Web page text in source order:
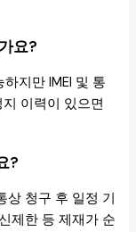
요?
지만 IMEI 및 통
이력이 있으면
?
상 청구 후 일정 기
제한 등 제재가 순